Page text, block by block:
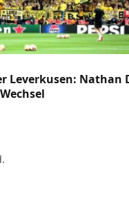
Leverkusen: Nathan